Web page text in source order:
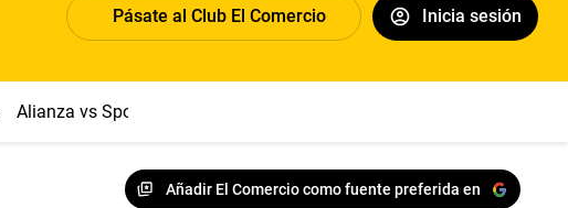
Pásate al Club El Comercio Inicia sesión
Alianza vs Sport Boys
Añadir El Comercio como fuente preferida en